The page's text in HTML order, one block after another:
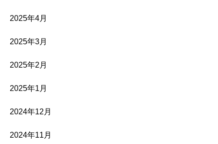
2025年4月
2025年3月
2025年2月
2025年1月
2024年12月
2024年11月